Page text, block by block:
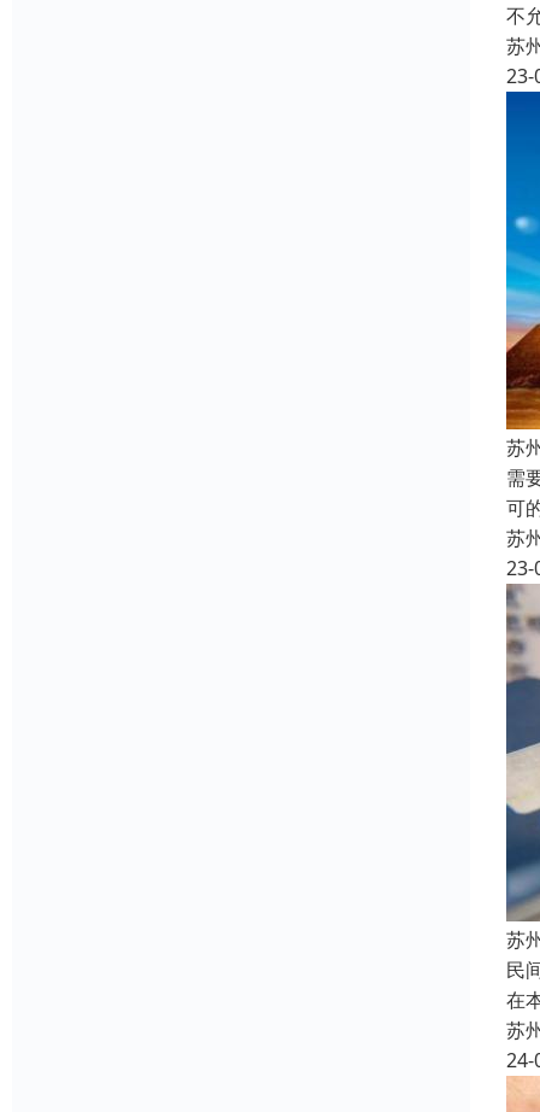
不
苏
23-
苏
需
可
苏
23-
苏
民
在
苏
24-